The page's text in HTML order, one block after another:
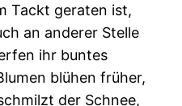
Tackt geraten ist,
an anderer Stelle
ihr buntes
blühen früher,
der Schnee,